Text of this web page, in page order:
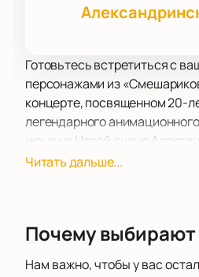
Готовьтесь встретиться с
персонажами из
концерте, посвященном 20-
легендарного
июня на Новой сцене
ждет невероятное
«Смешариков» в стиле джаз-
композиторов сериала,
Читать дальше...
Почему выбирают
Нам важно, чтобы у вас